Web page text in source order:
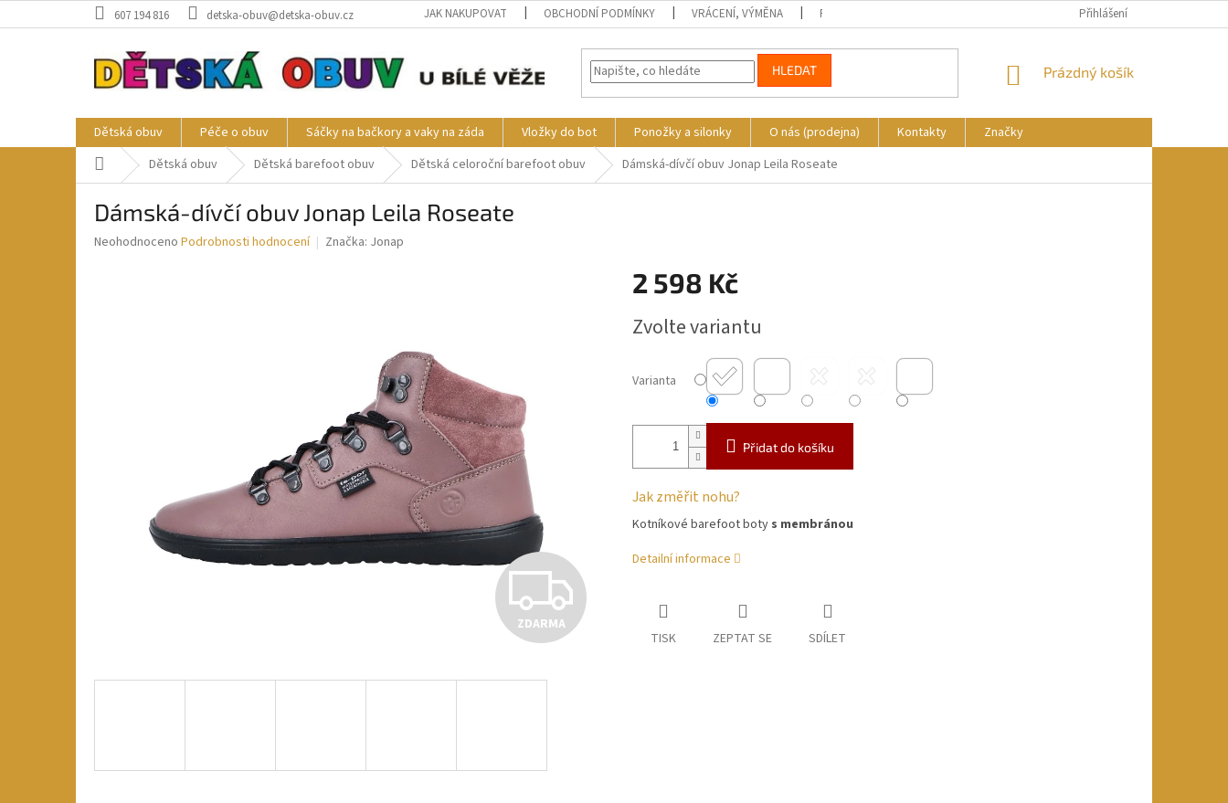
na
607 194 816 detska-obuv@detska-obuv.cz JAK NAKUPOVAT OBCHODNÍ PODMÍNKY VRÁCENÍ, VÝMĚNA REKLAMACE KDE NÁS NAJDETE
Přihlášení
HLEDAT
NÁKUPNÍ
Prázdný košík
Dětská obuv Péče o obuv Sáčky na bačkory a vaky na záda Vložky do bot Ponožky a silonky O nás (prodejna) Kontakty
Značky
Domů Dětská obuv Dětská barefoot obuv Dětská celoroční barefoot obuv Dámská-dívčí obuv Jonap Leila Roseate
Dámská-dívčí obuv Jonap Leila Roseate
Průměrné
Neohodnoceno Podrobnosti hodnocení Značka: Jonap
Z
ZDARMA
2 598 Kč
cena:
Zvolte variantu
Varianta
Přidat do košíku
Jak změřit nohu?
Kotníkové barefoot boty s membránou
Detailní informace
TISK ZEPTAT SE SDÍLET